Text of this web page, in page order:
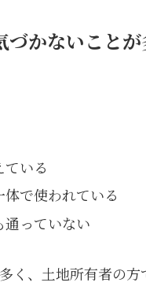
づかないことが
いる
体で使われている
通っていない
く、土地所有者の